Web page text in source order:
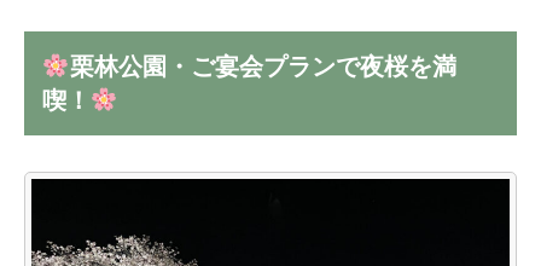
栗林公園・ご宴会プランで夜桜を満
喫！